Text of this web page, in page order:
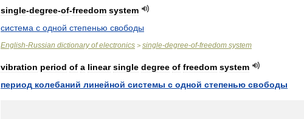
single-degree-of-freedom system
система с одной степенью свободы
English-Russian dictionary of electronics > single-degree-of-freedom system
vibration period of a linear single degree of freedom system
период колебаний линейной системы с одной степенью свободы